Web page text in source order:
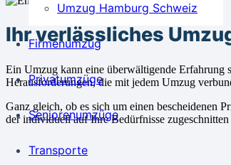
Umzug Hamburg Schweiz
Firmenumzug
Privatumzüge
Seniorenumzüge
Transporte
Ihr verlässliches
Ein Umzug kann eine überwältigende Erfahrung
Herausforderungen, die mit jedem Umzug
Ganz gleich, ob es sich um einen bescheidenen
der individuell auf Ihre Bedürfnisse zugeschnitten